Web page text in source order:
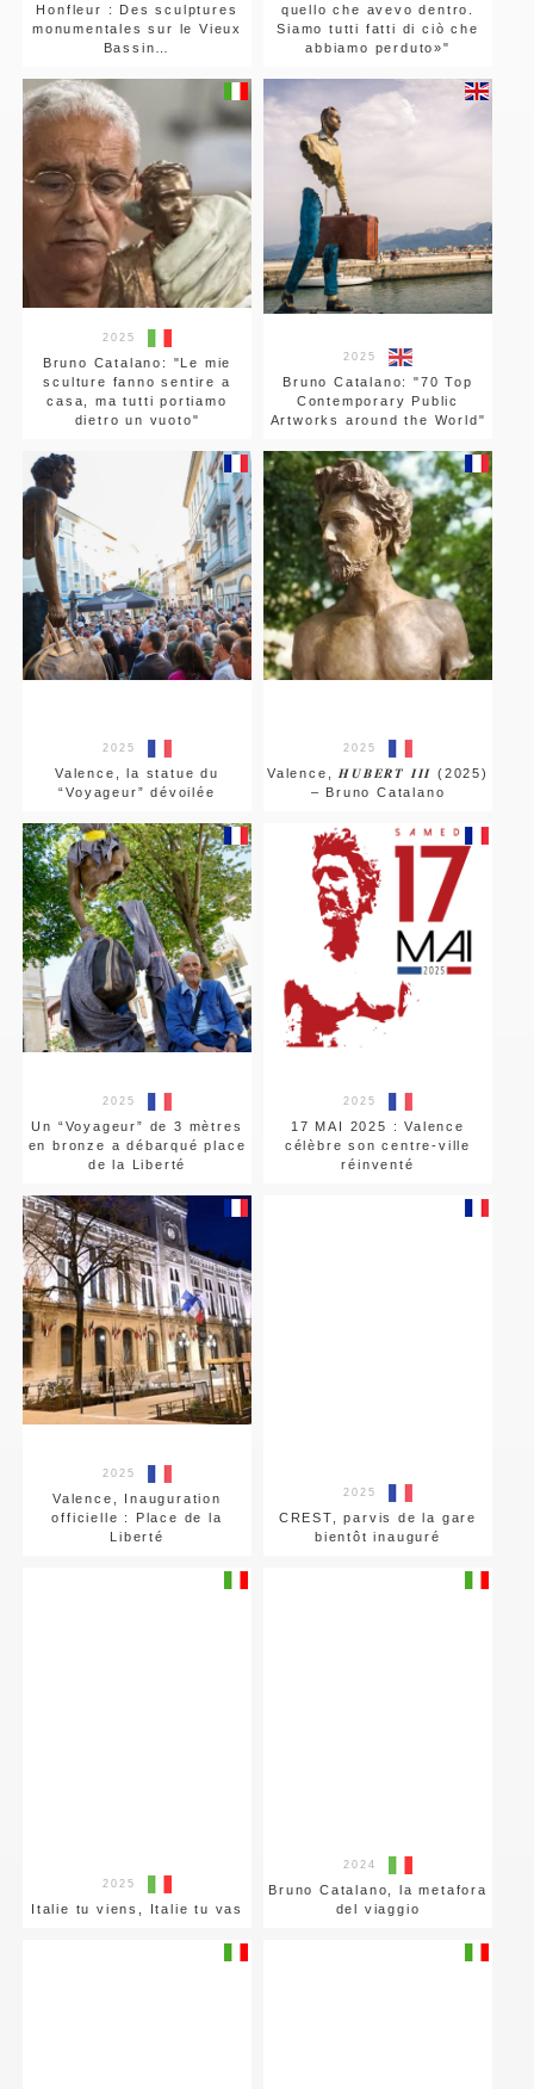
Honfleur : Des sculptures
monumentales sur le Vieux
Bassin…
quello che avevo dentro.
Siamo tutti fatti di ciò che
abbiamo perduto»"
2025
Bruno Catalano: "Le mie
sculture fanno sentire a
casa, ma tutti portiamo
dietro un vuoto"
2025
Bruno Catalano: "70 Top
Contemporary Public
Artworks around the World"
2025
Valence, la statue du
“Voyageur” dévoilée
2025
Valence, 𝑯𝑼𝑩𝑬𝑹𝑻 𝑰𝑰𝑰 (2025)
– Bruno Catalano
2025
Un “Voyageur” de 3 mètres
en bronze a débarqué place
de la Liberté
2025
17 MAI 2025 : Valence
célèbre son centre-ville
réinventé
2025
Valence, Inauguration
officielle : Place de la
Liberté
2025
CREST, parvis de la gare
bientôt inauguré
2025
Italie tu viens, Italie tu vas
2024
Bruno Catalano, la metafora
del viaggio